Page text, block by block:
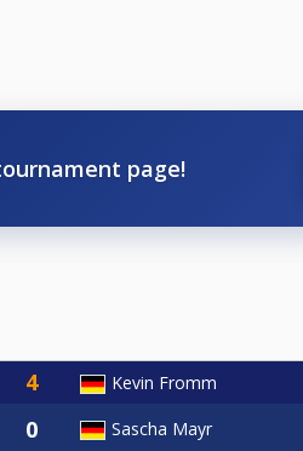
page!
Kevin Fromm
Sascha Mayr